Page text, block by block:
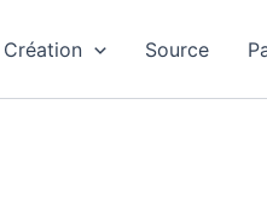
Création Source